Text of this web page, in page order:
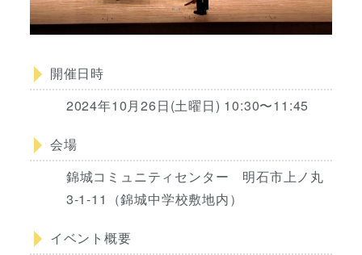
開催日時
2024年10月26日(土曜日) 10:30〜11:45
会場
錦城コミュニティセンター 明石市上ノ丸
3-1-11（錦城中学校敷地内）
イベント概要